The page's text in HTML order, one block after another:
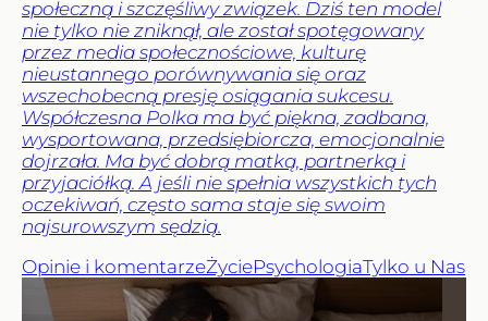
społeczną i szczęśliwy związek. Dziś ten model
nie tylko nie zniknął, ale został spotęgowany
przez media społecznościowe, kulturę
nieustannego porównywania się oraz
wszechobecną presję osiągania sukcesu.
Współczesna Polka ma być piękna, zadbana,
wysportowana, przedsiębiorcza, emocjonalnie
dojrzała. Ma być dobrą matką, partnerką i
przyjaciółką. A jeśli nie spełnia wszystkich tych
oczekiwań, często sama staje się swoim
najsurowszym sędzią.
Opinie i komentarzeŻyciePsychologiaTylko u Nas